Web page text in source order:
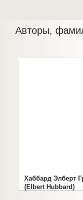
Авторы,
Хаббард Элберт
(Elbert Hubbard)